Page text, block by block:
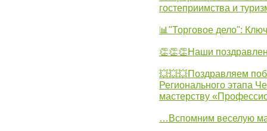
гостеприимства и
📊"Торговое дело":
👏👏👏Наши
💥💥💥Поздравляем
Регионального этапа
мастерству
…Вспомним веселую